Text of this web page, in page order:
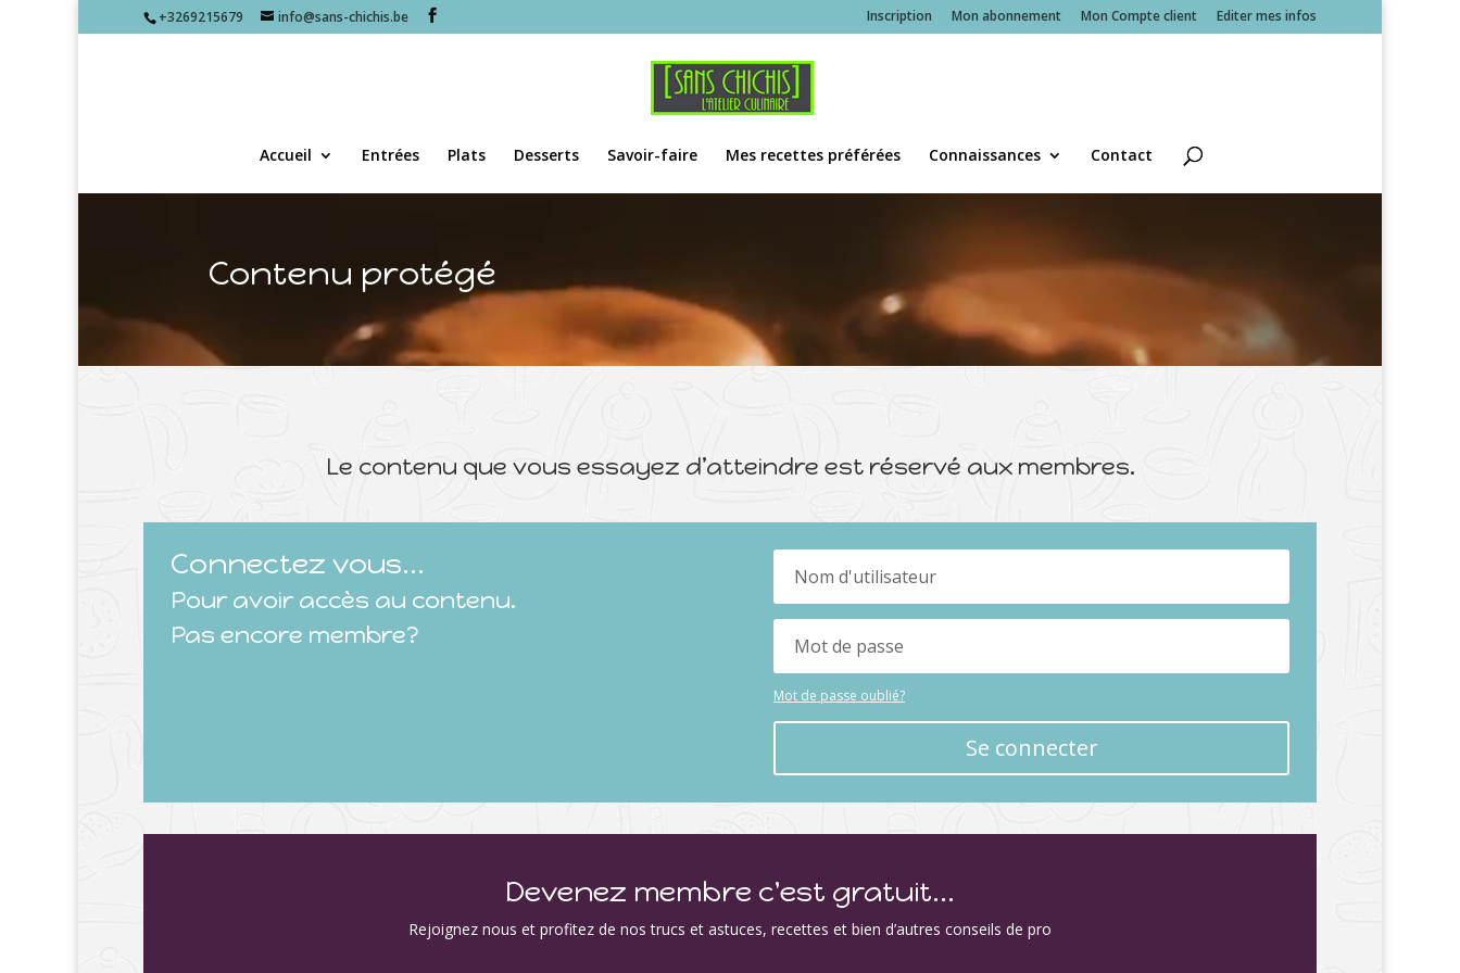
+3269215679 info@sans-chichis.be Inscription Mon abonnement Mon Compte client Editer mes infos
Accueil Entrées Plats Desserts Savoir-faire Mes recettes préférées Connaissances Contact
Contenu protégé
Le contenu que vous essayez d’atteindre est réservé aux membres.
Connectez vous...
Pour avoir accès au contenu.
Pas encore membre?
Mot de passe oublié?
Se connecter
Devenez membre c'est gratuit...
Rejoignez nous et profitez de nos trucs et astuces, recettes et bien d’autres conseils de pro